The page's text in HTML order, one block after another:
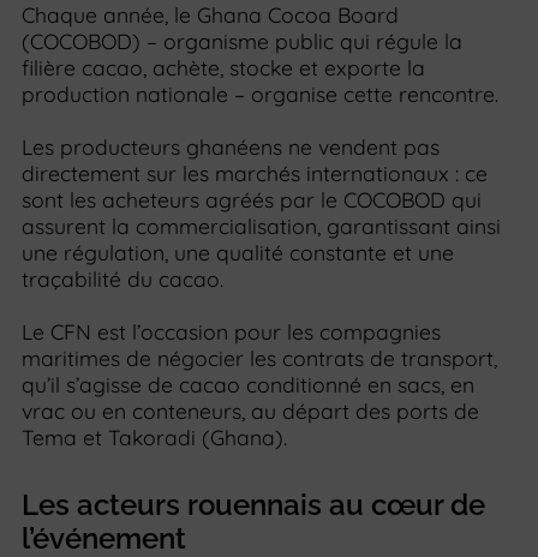
Chaque année, le Ghana Cocoa Board
(COCOBOD) – organisme public qui régule la
filière cacao, achète, stocke et exporte la
production nationale – organise cette rencontre.
Les producteurs ghanéens ne vendent pas
directement sur les marchés internationaux : ce
sont les acheteurs agréés par le COCOBOD qui
assurent la commercialisation, garantissant ainsi
une régulation, une qualité constante et une
traçabilité du cacao.
Le CFN est l’occasion pour les compagnies
maritimes de négocier les contrats de transport,
qu’il s’agisse de cacao conditionné en sacs, en
vrac ou en conteneurs, au départ des ports de
Tema et Takoradi (Ghana).
Les acteurs rouennais au cœur de
l’événement